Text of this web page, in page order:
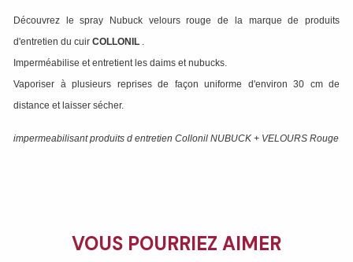
Découvrez le spray Nubuck velours rouge de la marque de produits
d'entretien du cuir COLLONIL .
Imperméabilise et entretient les daims et nubucks.
Vaporiser à plusieurs reprises de façon uniforme d'environ 30 cm de
distance et laisser sécher.
impermeabilisant produits d entretien Collonil NUBUCK + VELOURS Rouge
VOUS POURRIEZ AIMER